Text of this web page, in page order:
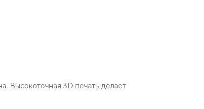
Высокоточная 3D печать делает